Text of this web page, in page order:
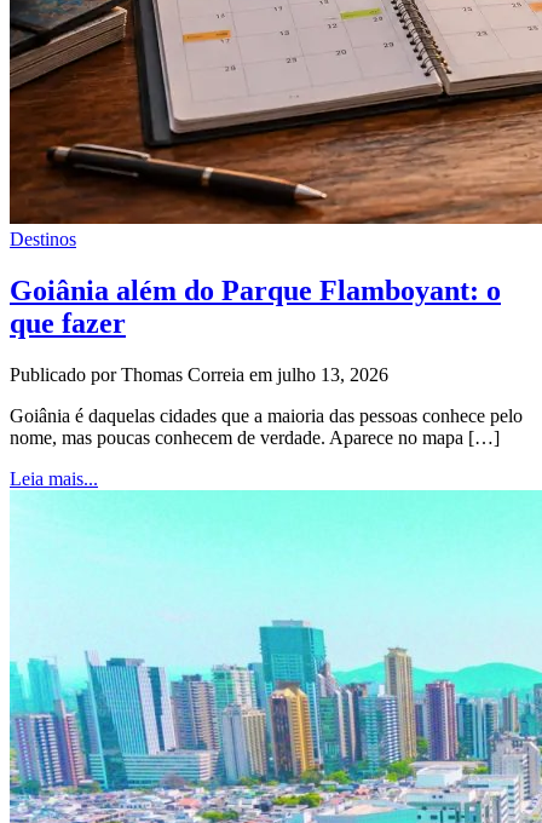
Destinos
Goiânia além do Parque Flamboyant: o
que fazer
Publicado por Thomas Correia em julho 13, 2026
Goiânia é daquelas cidades que a maioria das pessoas conhece pelo
nome, mas poucas conhecem de verdade. Aparece no mapa […]
Leia mais...